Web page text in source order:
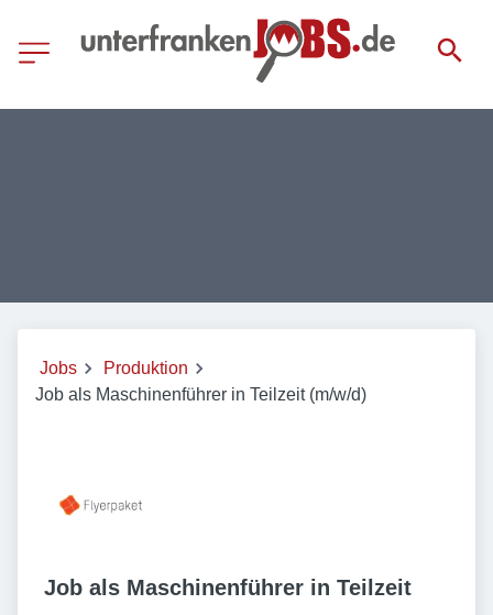
Jobs
Produktion
Job als Maschinenführer in Teilzeit (m/w/d)
Job als Maschinenführer in Teilzeit